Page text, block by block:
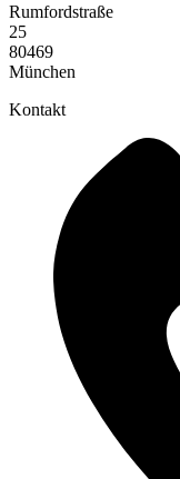
Rumfordstraße
25
80469
München
Kontakt